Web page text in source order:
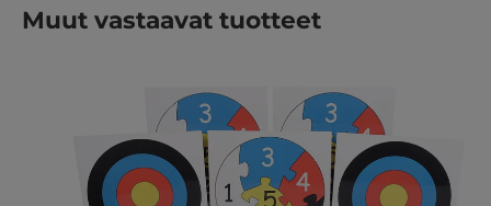
Ohita tuotegalleria
Muut vastaavat tuotteet